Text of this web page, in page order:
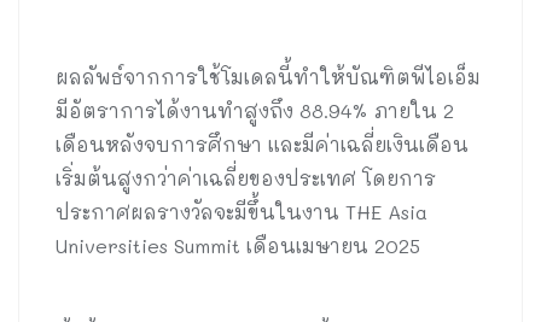
ผลลัพธ์จากการใช้โมเดลนี้ทำให้บัณฑิตพีไอเอ็ม
มีอัตราการได้งานทำสูงถึง 88.94% ภายใน 2
เดือนหลังจบการศึกษา และมีค่าเฉลี่ยเงินเดือน
เริ่มต้นสูงกว่าค่าเฉลี่ยของประเทศ โดยการ
ประกาศผลรางวัลจะมีขึ้นในงาน THE Asia
Universities Summit เดือนเมษายน 2025